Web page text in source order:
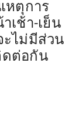
หตุการ
เช้า-เย็น
ะไม่มีส่วน
ดต่อกัน